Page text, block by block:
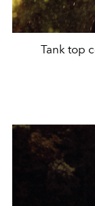
Tank top